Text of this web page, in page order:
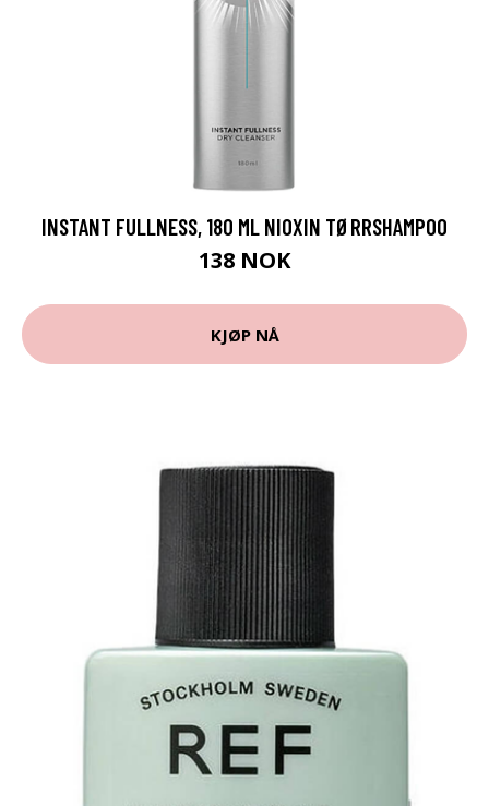
INSTANT FULLNESS, 180 ML NIOXIN TØRRSHAMPOO
138 NOK
KJØP NÅ